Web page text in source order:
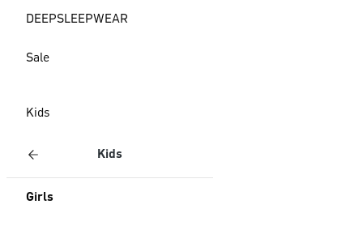
DEEPSLEEPWEAR
Sale
Kids
Kids
Girls